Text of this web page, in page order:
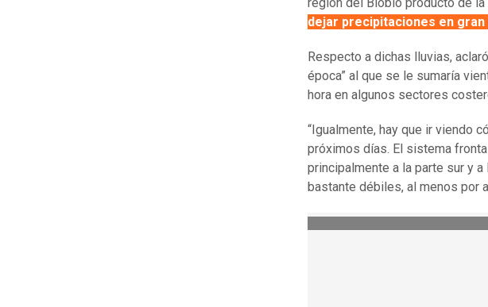
dejar precipitaciones en
Respecto a dichas lluvias,
época” al que se le sumaría
hora en algunos sectores
“Igualmente, hay que ir viendo
próximos días. El sistema
principalmente a la parte sur y
bastante débiles, al menos por